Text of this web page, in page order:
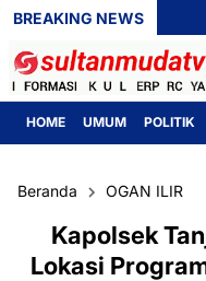
BREAKING NEWS
HOME UMUM POLITIK
Beranda OGAN ILIR
Kapolsek
Lokasi